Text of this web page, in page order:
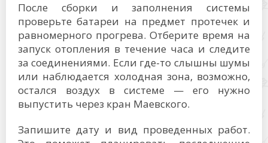
После сборки и заполнения системы
проверьте батареи на предмет протечек и
равномерного прогрева. Отберите время на
запуск отопления в течение часа и следите
за соединениями. Если где-то слышны шумы
или наблюдается холодная зона, возможно,
остался воздух в системе — его нужно
выпустить через кран Маевского.
Запишите дату и вид проведенных работ.